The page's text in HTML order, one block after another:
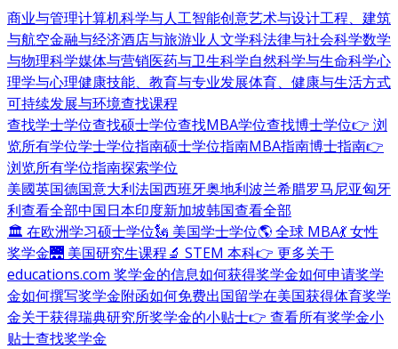
商业与管理计算机科学与人工智能创意艺术与设计工程、建筑
与航空金融与经济酒店与旅游业人文学科法律与社会科学数学
与物理科学媒体与营销医药与卫生科学自然科学与生命科学心
理学与心理健康技能、教育与专业发展体育、健康与生活方式
可持续发展与环境查找课程
查找学士学位查找硕士学位查找MBA学位查找博士学位👉 浏
览所有学位学士学位指南硕士学位指南MBA指南博士指南👉
浏览所有学位指南探索学位
美國英国德国意大利法国西班牙奥地利波兰希腊罗马尼亚匈牙
利查看全部中国日本印度新加坡韩国查看全部
🏛 在欧洲学习硕士学位🗽 美国学士学位🌎 全球 MBA💃 女性
奖学金🌉 美国研究生课程🔬 STEM 本科👉 更多关于
educations.com 奖学金的信息如何获得奖学金如何申请奖学
金如何撰写奖学金附函如何免费出国留学在美国获得体育奖学
金关于获得瑞典研究所奖学金的小贴士👉 查看所有奖学金小
贴士查找奖学金